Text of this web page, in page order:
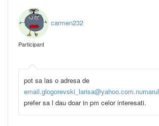
carmen232
Participant
pot sa las o adresa de
email.glogorevski_larisa@yahoo.com.numarul
prefer sa l dau doar in pm celor interesati.